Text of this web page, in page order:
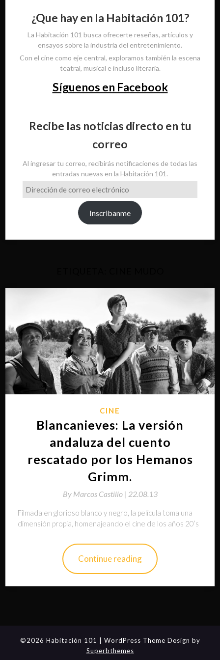
¿Que hay en la Habitación 101?
La Habitación 101 busca ofrecerte reseñas, artículos y
ensayos sobre la industria del entretenimiento.
Con el cine como eje central, exploramos también la escena
teatral, musical e incluso literaria.
Síguenos en Facebook
Recibe las noticias directo en tu
correo
Al ingresar tu correo, recibirás notificaciones de todas las
entradas nuevas en la Habitación 101.
Dirección
de
Inscribanme
CINE
Blancanieves: La versión
andaluza del cuento
rescatado por los Hemanos
Grimm.
By Marcos Castillo | 22.08.13
Filmada en glorioso blanco y negro, la película toma una
dimensión propia, homenajeando el cine de los años 20’s
Continue reading
©2026 Habitación 101
| WordPress Theme Design by
Superbthemes